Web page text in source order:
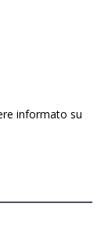
informato su